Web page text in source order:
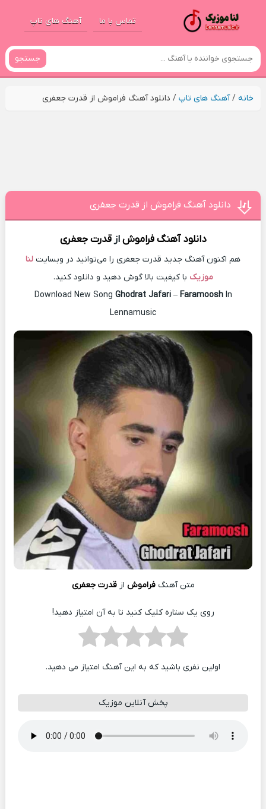
تماس با ما آهنگ های تاپ
جستجو
خانه/آهنگ های تاپ/ دانلود آهنگ فراموش از قدرت جعفری
دانلود آهنگ فراموش از قدرت جعفری
دانلود آهنگ فراموشازقدرت جعفری
هم اکنون آهنگ جدید قدرت جعفری را می‌توانید در وبسایت لنا
موزیک با کیفیت بالا گوش دهید و دانلود کنید.
Download New Song Ghodrat Jafari– FaramooshIn
Lennamusic
متن آهنگفراموش ازقدرت جعفری
روی یک ستاره کلیک کنید تا به آن امتیاز دهید!
اولین نفری باشید که به این آهنگ امتیاز می دهید.
پخش آنلاین موزیک